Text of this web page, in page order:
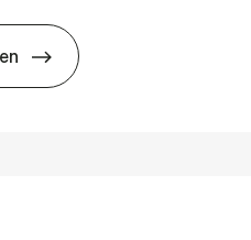
in Busi­ness Ad­min­is­tra­tion